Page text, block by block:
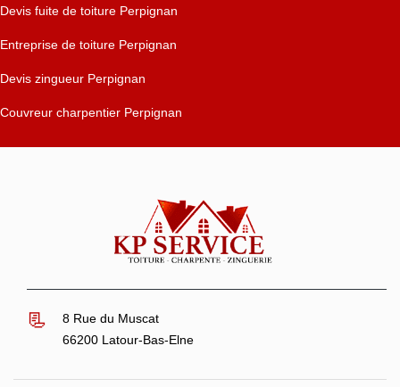
Devis fuite de toiture Perpignan
Entreprise de toiture Perpignan
Devis zingueur Perpignan
Couvreur charpentier Perpignan
8 Rue du Muscat
66200 Latour-Bas-Elne